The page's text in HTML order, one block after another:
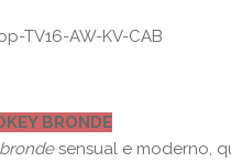
BRONDE
brondesensual e moderno,